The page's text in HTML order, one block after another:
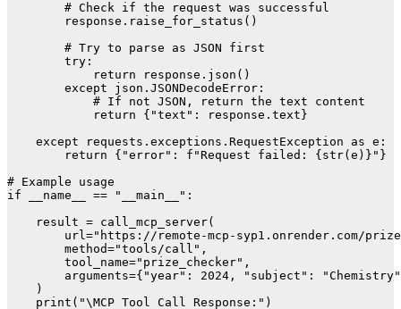
        # Check if the request was successful
        response.raise_for_status()
        # Try to parse as JSON first
        try:
            return response.json()
        except json.JSONDecodeError:
            # If not JSON, return the text content
            return {"text": response.text}
    except requests.exceptions.RequestException as e:
        return {"error": f"Request failed: {str(e)}"}
# Example usage
if __name__ == "__main__":
    result = call_mcp_server(
url="https://remote-mcp-syp1.onrender.com/
        method="tools/call",
        tool_name="prize_checker",
arguments={"year": 2024, "subject":
    )
    print("\MCP Tool Call Response:")